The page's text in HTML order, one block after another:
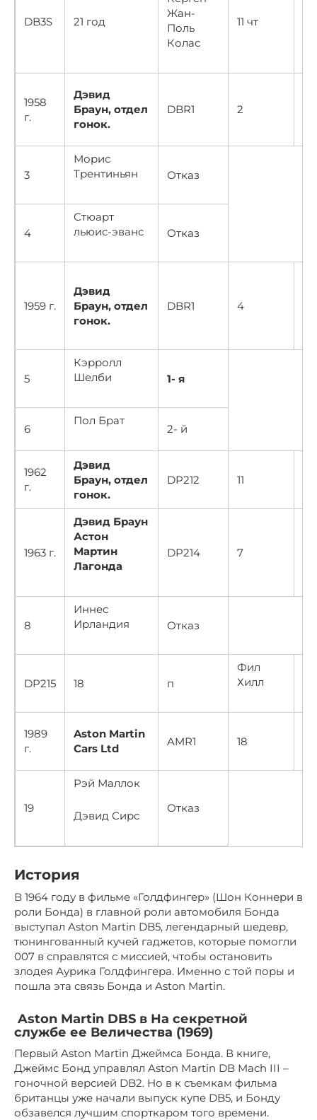
DB3S 21 год
Жан-
Поль
Колас
11 чт
1958
г.
Дэвид
Браун, отдел
гонок.
DBR1 2
3
Морис
Трентиньян
Отказ
4
Стюарт
льюис-эванс
Отказ
1959 г.
Дэвид
Браун, отдел
гонок.
DBR1 4
5
Кэрролл
Шелби
1- я
6
Пол Брат
2- й
1962
г.
Дэвид
Браун, отдел
гонок.
DP212 11
1963 г.
Дэвид Браун
Астон
Мартин
Лагонда
DP214 7
8
Иннес
Ирландия
Отказ
DP215 18 п
Фил
Хилл
1989
г.
Aston Martin
Cars Ltd
AMR1 18
19
Рэй Маллок
Дэвид Сирс
Отказ
История
В 1964 году в фильме «Голдфингер» (Шон Коннери в
роли Бонда) в главной роли автомобиля Бонда
выступал Aston Martin DB5, легендарный шедевр,
тюнингованный кучей гаджетов, которые помогли
007 в справлятся с миссией, чтобы остановить
злодея Аурика Голдфингера. Именно с той поры и
пошла эта связь Бонда и Aston Martin.
Aston Martin DBS в На секретной
службе ее Величества (1969)
Первый Aston Martin Джеймса Бонда. В книге,
Джеймс Бонд управлял Aston Martin DB Mach III –
гоночной версией DB2. Но в к съемкам фильма
британцы уже начали выпуск купе DB5, и Бонду
обзавелся лучшим спорткаром того времени.